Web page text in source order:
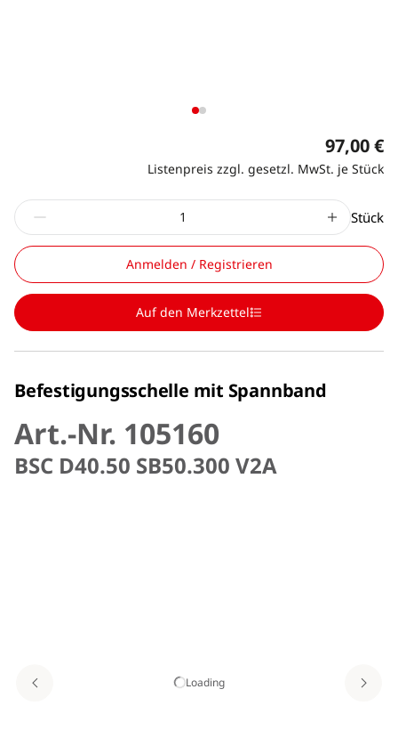
97,00 €
Listenpreis zzgl. gesetzl. MwSt. je Stück
Stück
Anmelden / Registrieren
Auf den Merkzettel
Befestigungsschelle mit Spannband
Art.-Nr. 105160
BSC D40.50 SB50.300 V2A
Loading